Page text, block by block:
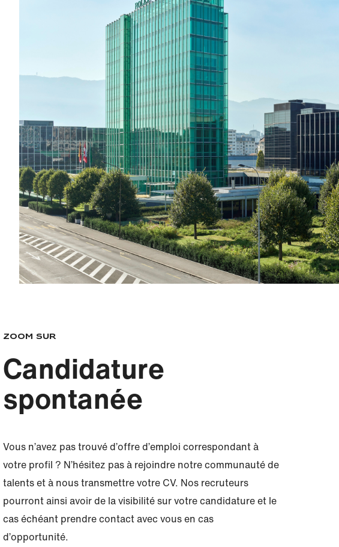
Zoom sur
Candidature
spontanée
Vous n’avez pas trouvé d’offre d’emploi correspondant à
votre profil ? N’hésitez pas à rejoindre notre communauté de
talents et à nous transmettre votre CV. Nos recruteurs
pourront ainsi avoir de la visibilité sur votre candidature et le
cas échéant prendre contact avec vous en cas
d’opportunité.